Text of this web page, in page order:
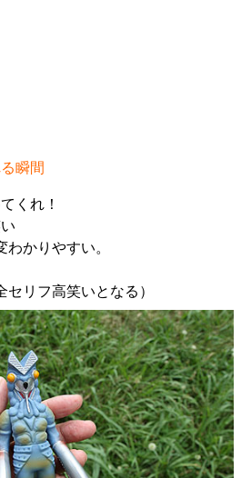
瞬間
くれ！
かりやすい。
セリフ高笑いとなる）